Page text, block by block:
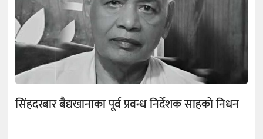
सिंहदरबार बैद्यखानाका पूर्व प्रवन्ध निर्देशक साहको निधन